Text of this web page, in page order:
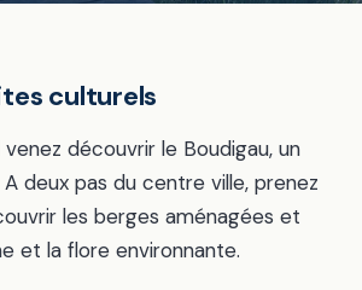
culturels
découvrir le Boudigau, un
deux pas du centre ville, prenez
les berges aménagées et
et la flore environnante.